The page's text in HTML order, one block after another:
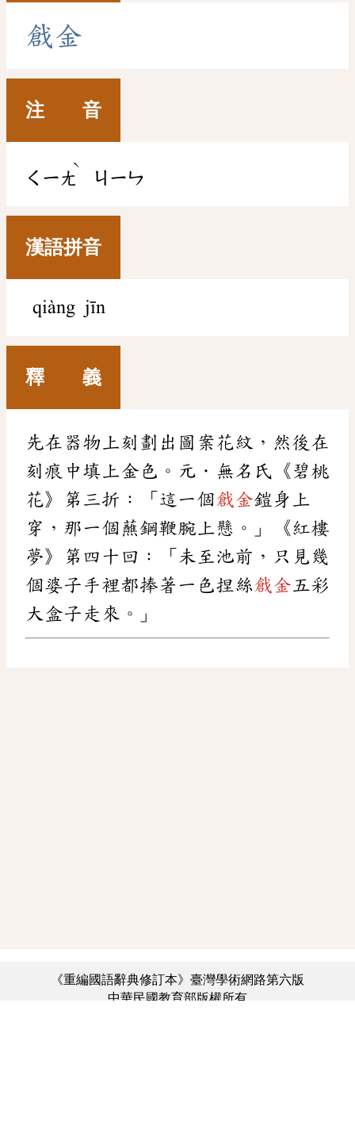
戧金
注 音
ㄑㄧㄤ
ˋ
ㄐㄧㄣ
漢語拼音
qiàng jīn
釋 義
先在器物上刻劃出圖案花紋，然後在
刻痕中填上金色。元．無名氏《碧桃
花》第三折：「這一個戧金鎧身上
穿，那一個蘸鋼鞭腕上懸。」《紅樓
夢》第四十回：「未至池前，只見幾
個婆子手裡都捧著一色捏絲戧金五彩
大盒子走來。」
《重編國語辭典修訂本》臺灣學術網路第六版
中華民國教育部版權所有